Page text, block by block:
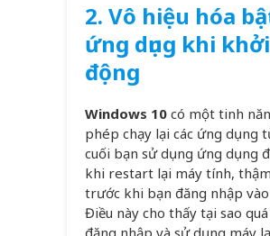
2. Vô hiệu hóa b
ứng dụng khi khởi
động
Windows 10 có một tinh
phép chạy lại các ứng dụng
cuối bạn sử dụng ứng dụng
khi restart lại máy tính,
trước khi bạn đăng nhập vào
Điều này cho thấy tại sao